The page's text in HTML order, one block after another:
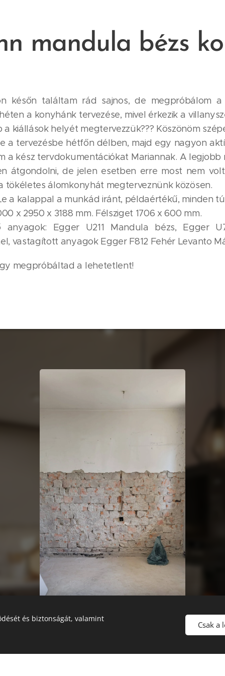
mandula bézs
későn találtam rád sajnos, de megpróbálom
a konyhánk tervezése, mivel érkezik a
kiállások helyét megtervezzük??? Köszönöm
a tervezésbe hétfőn délben, majd egy nagyon
a kész tervdokumentációkat Mariannak. A legjobb
átgondolni, de jelen esetben erre most nem
tökéletes álomkonyhát megterveznünk közösen.
a kalappal a munkád iránt, példaértékű, minden
x 2950 x 3188 mm. Félsziget 1706 x 600 mm.
Egger U211 Mandula bézs, Egger
vastagított anyagok Egger F812 Fehér Levanto
megpróbáltad a lehetetlent! 😁😉😇
és biztonságát, valamint
Csak a